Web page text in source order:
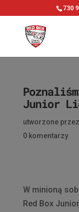
730
Junior
utworzone przez
0 komentarzy
W minioną
Red Box